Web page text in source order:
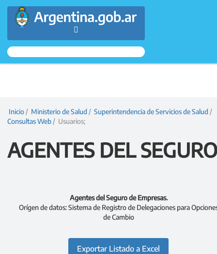
Argentina.gob.ar
la
Nación
Inicio / Ministerio de Salud / Superintendencia de Servicios de Salud /
Consultas Web / Usuarios;
AGENTES DEL SEGURO
Agentes del Seguro de Empresas.
Orígen de datos: Sistema de Registro de Delegaciones para
de Cambio
Exportar Listado a Excel